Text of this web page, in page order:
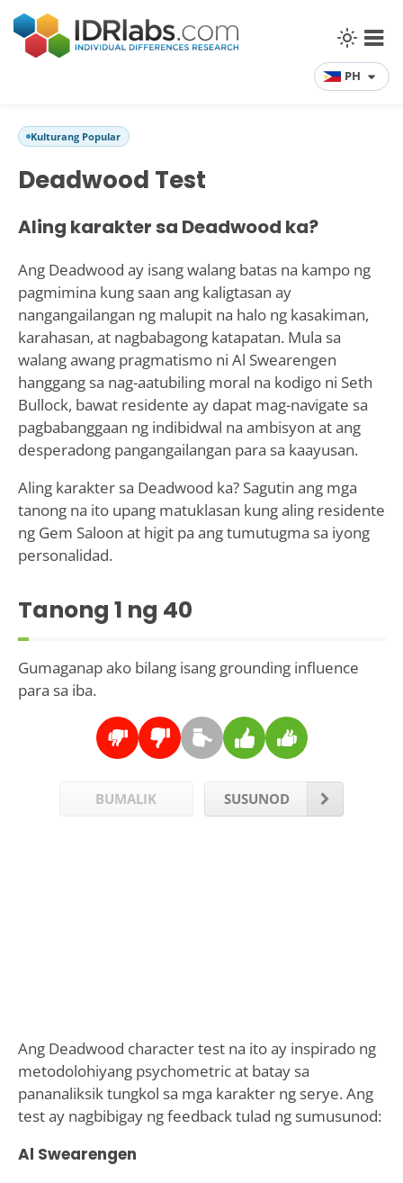
PH
Kulturang Popular
Deadwood Test
Aling karakter sa Deadwood ka?
Ang Deadwood ay isang walang batas na kampo ng
pagmimina kung saan ang kaligtasan ay
nangangailangan ng malupit na halo ng kasakiman,
karahasan, at nagbabagong katapatan. Mula sa
walang awang pragmatismo ni Al Swearengen
hanggang sa nag-aatubiling moral na kodigo ni Seth
Bullock, bawat residente ay dapat mag-navigate sa
pagbabanggaan ng indibidwal na ambisyon at ang
desperadong pangangailangan para sa kaayusan.
Aling karakter sa Deadwood ka? Sagutin ang mga
tanong na ito upang matuklasan kung aling residente
ng Gem Saloon at higit pa ang tumutugma sa iyong
personalidad.
Tanong 1 ng 40
Gumaganap ako bilang isang grounding influence
para sa iba.
BUMALIK SUSUNOD
Ang Deadwood character test na ito ay inspirado ng
metodolohiyang psychometric at batay sa
pananaliksik tungkol sa mga karakter ng serye. Ang
test ay nagbibigay ng feedback tulad ng sumusunod:
Al Swearengen